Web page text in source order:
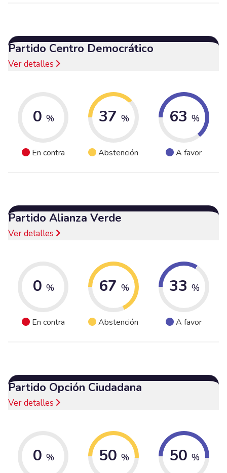
Partido Centro Democrático
Ver detalles
0 %
En contra
37 %
Abstención
63 %
A favor
Partido Alianza Verde
Ver detalles
0 %
En contra
67 %
Abstención
33 %
A favor
Partido Opción Ciudadana
Ver detalles
0 % 50 % 50 %